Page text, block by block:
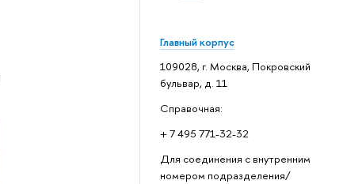
Главный корпус
109028, г. Москва, Покровский
бульвар, д. 11
Справочная:
+ 7 495 771-32-32
Для соединения с внутренним
номером подразделения/